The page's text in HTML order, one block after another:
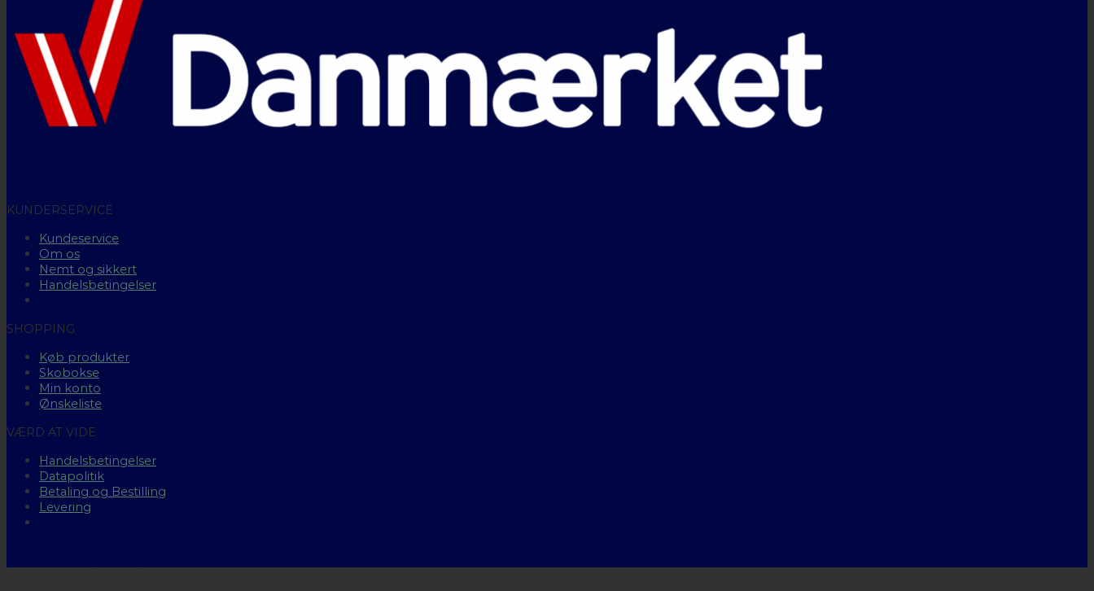
KUNDERSERVICE
Kundeservice
Om os
Nemt og sikkert
Handelsbetingelser
SHOPPING
Køb produkter
Skobokse
Min konto
Ønskeliste
VÆRD AT VIDE
Handelsbetingelser
Datapolitik
Betaling og Bestilling
Levering